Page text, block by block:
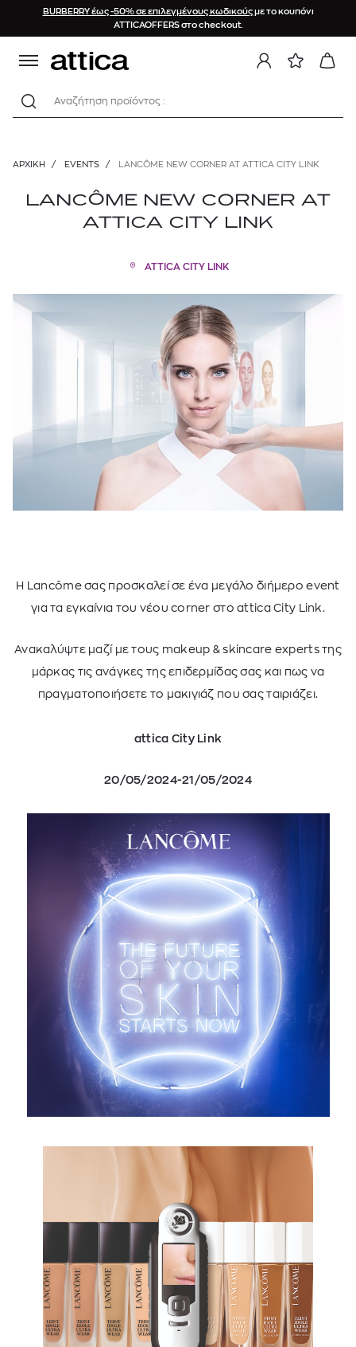
BURBERRY έως -50% σε επιλεγμένους κωδικούςμε το κουπόνι
ATTICAOFFERS στο checkout.
Αναζήτηση προϊόντος :
ΑΡΧΙΚΉ / EVENTS / LANCÔME NEW CORNER AT ATTICA CITY LINK
LANCÔME NEW CORNER AT
ATTICA CITY LINK
ATTICA CITY LINK
Η Lancôme σας προσκαλεί σε ένα μεγάλο διήμερο event
για τα εγκαίνια του νέου corner στο attica City Link.
Ανακαλύψτε μαζί με τους makeup & skincare experts της
μάρκας τις ανάγκες της επιδερμίδας σας και πως να
πραγματοποιήσετε το μακιγιάζ που σας ταιριάζει.
attica City Link
20/05/2024-21/05/2024